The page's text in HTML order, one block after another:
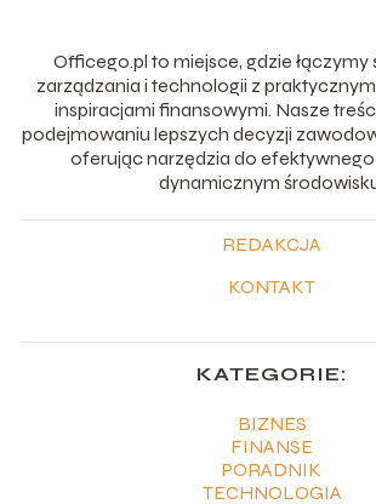
Officego.pl to miejsce, gdzie łączymy
zarządzania i technologii z
inspiracjami finansowymi. Nasze
podejmowaniu lepszych decyzji
oferując narzędzia do efektywnego
dynamicznym
REDAKCJA
KONTAKT
KATEGORIE:
BIZNES
FINANSE
PORADNIK
TECHNOLOGIA